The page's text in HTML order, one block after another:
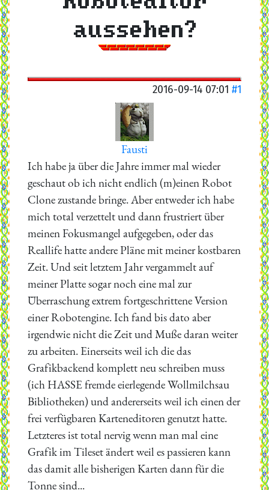
aussehen?
2016-09-14 07:01 #1
Fausti
Ich habe ja über die Jahre immer mal wieder
geschaut ob ich nicht endlich (m)einen Robot
Clone zustande bringe. Aber entweder ich habe
mich total verzettelt und dann frustriert über
meinen Fokusmangel aufgegeben, oder das
Reallife hatte andere Pläne mit meiner kostbaren
Zeit. Und seit letztem Jahr vergammelt auf
meiner Platte sogar noch eine mal zur
Überraschung extrem fortgeschrittene Version
einer Robotengine. Ich fand bis dato aber
irgendwie nicht die Zeit und Muße daran weiter
zu arbeiten. Einerseits weil ich die das
Grafikbackend komplett neu schreiben muss
(ich HASSE fremde eierlegende Wollmilchsau
Bibliotheken) und andererseits weil ich einen der
frei verfügbaren Karteneditoren genutzt hatte.
Letzteres ist total nervig wenn man mal eine
Grafik im Tileset ändert weil es passieren kann
das damit alle bisherigen Karten dann für die
Tonne sind...